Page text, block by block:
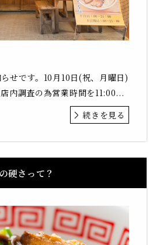
せです。10月10日(祝、月曜日)
内調査の為営業時間を11:00...
続きを見る
硬さって？